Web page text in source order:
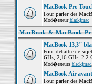
MacBook Pro
Pour parler des
Mod�rateurblackjmac
MacBook & MacBook
MacBook 13,3"
Pour débattre de
GHz, 2,16 GHz, 2,2
Mod�rateurs blackjmac,
MacBook Air avant
Pour parler des